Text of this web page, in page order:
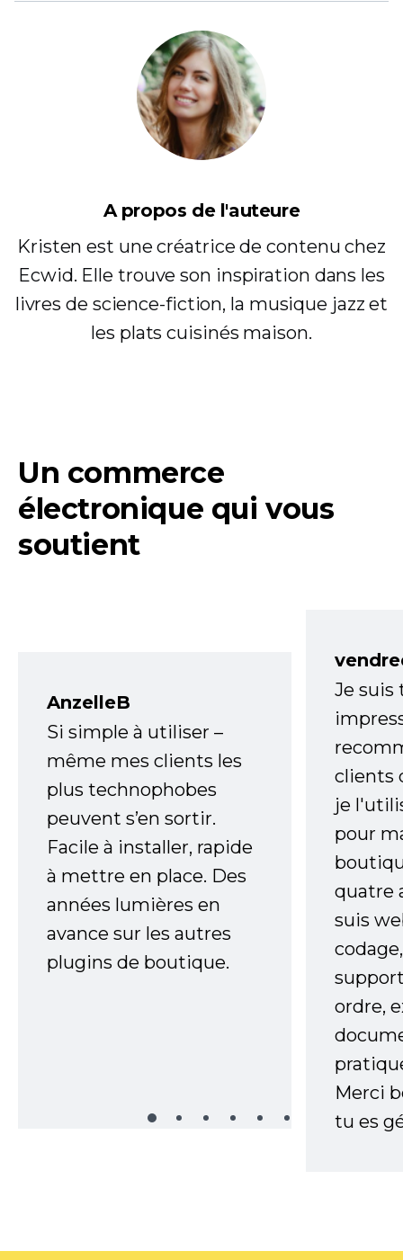
A propos de l'auteure
Kristen est une créatrice de contenu chez
Ecwid. Elle trouve son inspiration dans les
livres de science-fiction, la musique jazz et
les plats cuisinés maison.
Un commerce
électronique qui vous
soutient
AnzelleB
Si simple à utiliser –
même mes clients les
plus technophobes
peuvent s’en sortir.
Facile à installer, rapide
à mettre en place. Des
années lumières en
avance sur les autres
plugins de boutique.
Je
clients
je
pour
quatre
suis
ordre,
Merci
tu es